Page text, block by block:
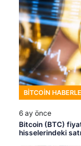
BITCOIN
6 ay önce
Bitcoin (BTC)
hisselerindeki